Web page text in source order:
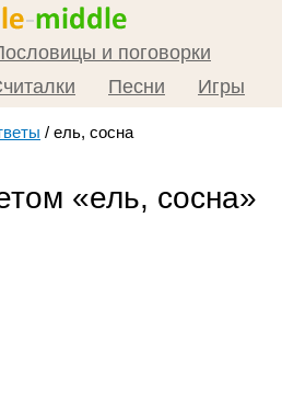
и поговорки
Песни Игры
/ ель, сосна
«ель, сосна»